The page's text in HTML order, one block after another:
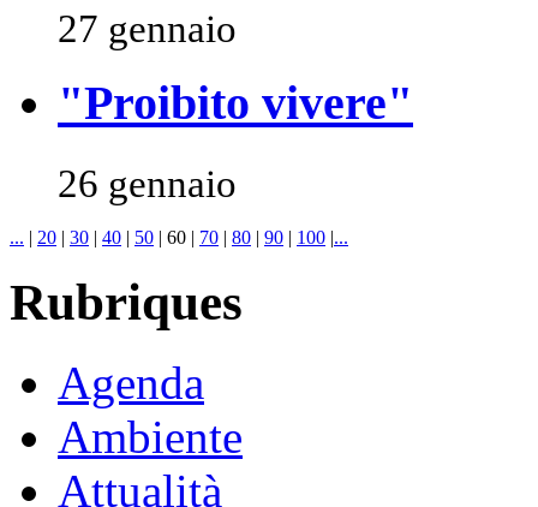
27 gennaio
"Proibito vivere"
26 gennaio
... | 20 | 30 | 40 | 50 | 60 | 70 | 80 | 90 | 100 |...
Rubriques
Agenda
Ambiente
Attualità